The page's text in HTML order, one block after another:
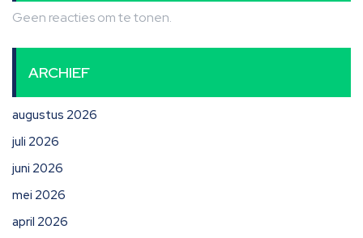
Geen reacties om te tonen.
ARCHIEF
augustus 2026
juli 2026
juni 2026
mei 2026
april 2026